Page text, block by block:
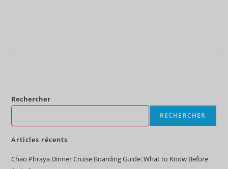
Rechercher
RECHERCHER
Articles récents
Chao Phraya Dinner Cruise Boarding Guide: What to Know Before